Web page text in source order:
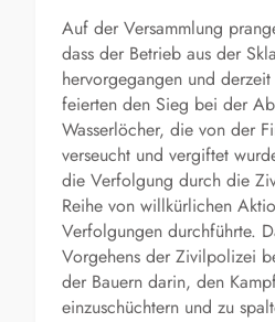
Auf der Versammlung
dass der Betrieb aus der
hervorgegangen und
feierten den Sieg bei der
Wasserlöcher, die von der
verseucht und vergiftet
die Verfolgung durch die
Reihe von willkürlichen
Verfolgungen durchführte.
Vorgehens der Zivilpolizei
der Bauern darin, den
einzuschüchtern und zu